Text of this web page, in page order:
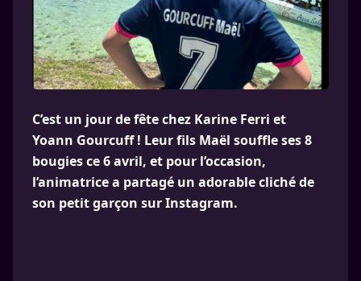
C’est un jour de fête chez Karine Ferri et
Yoann Gourcuff ! Leur fils Maël souffle ses 8
bougies ce 6 avril, et pour l’occasion,
l’animatrice a partagé un adorable cliché de
son petit garçon sur Instagram.